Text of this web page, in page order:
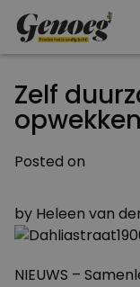
Zelf
opwekken
Posted on
by Heleen van
NIEUWS –